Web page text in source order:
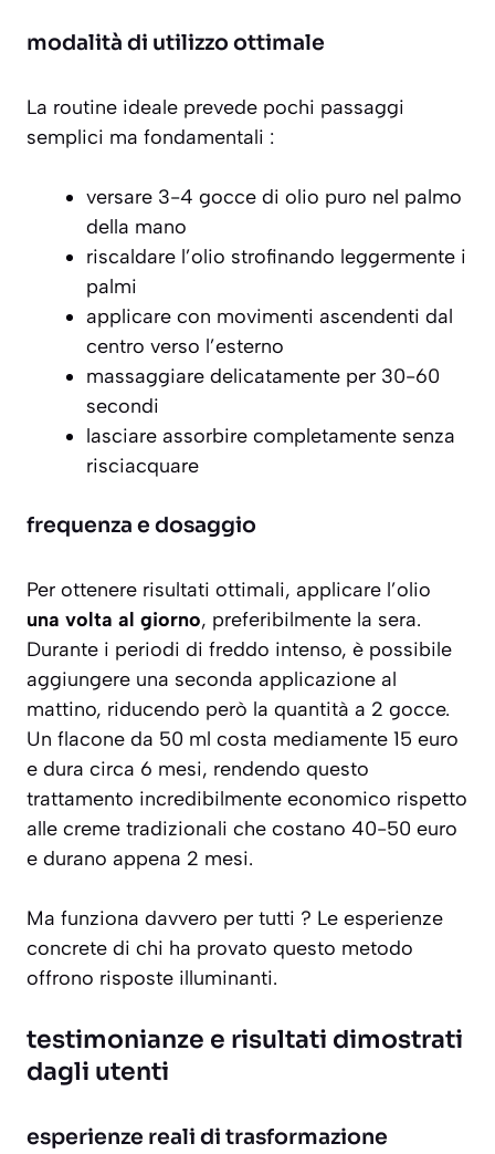
modalità di utilizzo ottimale
La routine ideale prevede pochi passaggi
semplici ma fondamentali :
versare 3-4 gocce di olio puro nel palmo
della mano
riscaldare l’olio strofinando leggermente i
palmi
applicare con movimenti ascendenti dal
centro verso l’esterno
massaggiare delicatamente per 30-60
secondi
lasciare assorbire completamente senza
risciacquare
frequenza e dosaggio
Per ottenere risultati ottimali, applicare l’olio
una volta al giorno, preferibilmente la sera.
Durante i periodi di freddo intenso, è possibile
aggiungere una seconda applicazione al
mattino, riducendo però la quantità a 2 gocce.
Un flacone da 50 ml costa mediamente 15 euro
e dura circa 6 mesi, rendendo questo
trattamento incredibilmente economico rispetto
alle creme tradizionali che costano 40-50 euro
e durano appena 2 mesi.
Ma funziona davvero per tutti ? Le esperienze
concrete di chi ha provato questo metodo
offrono risposte illuminanti.
testimonianze e risultati dimostrati
dagli utenti
esperienze reali di trasformazione